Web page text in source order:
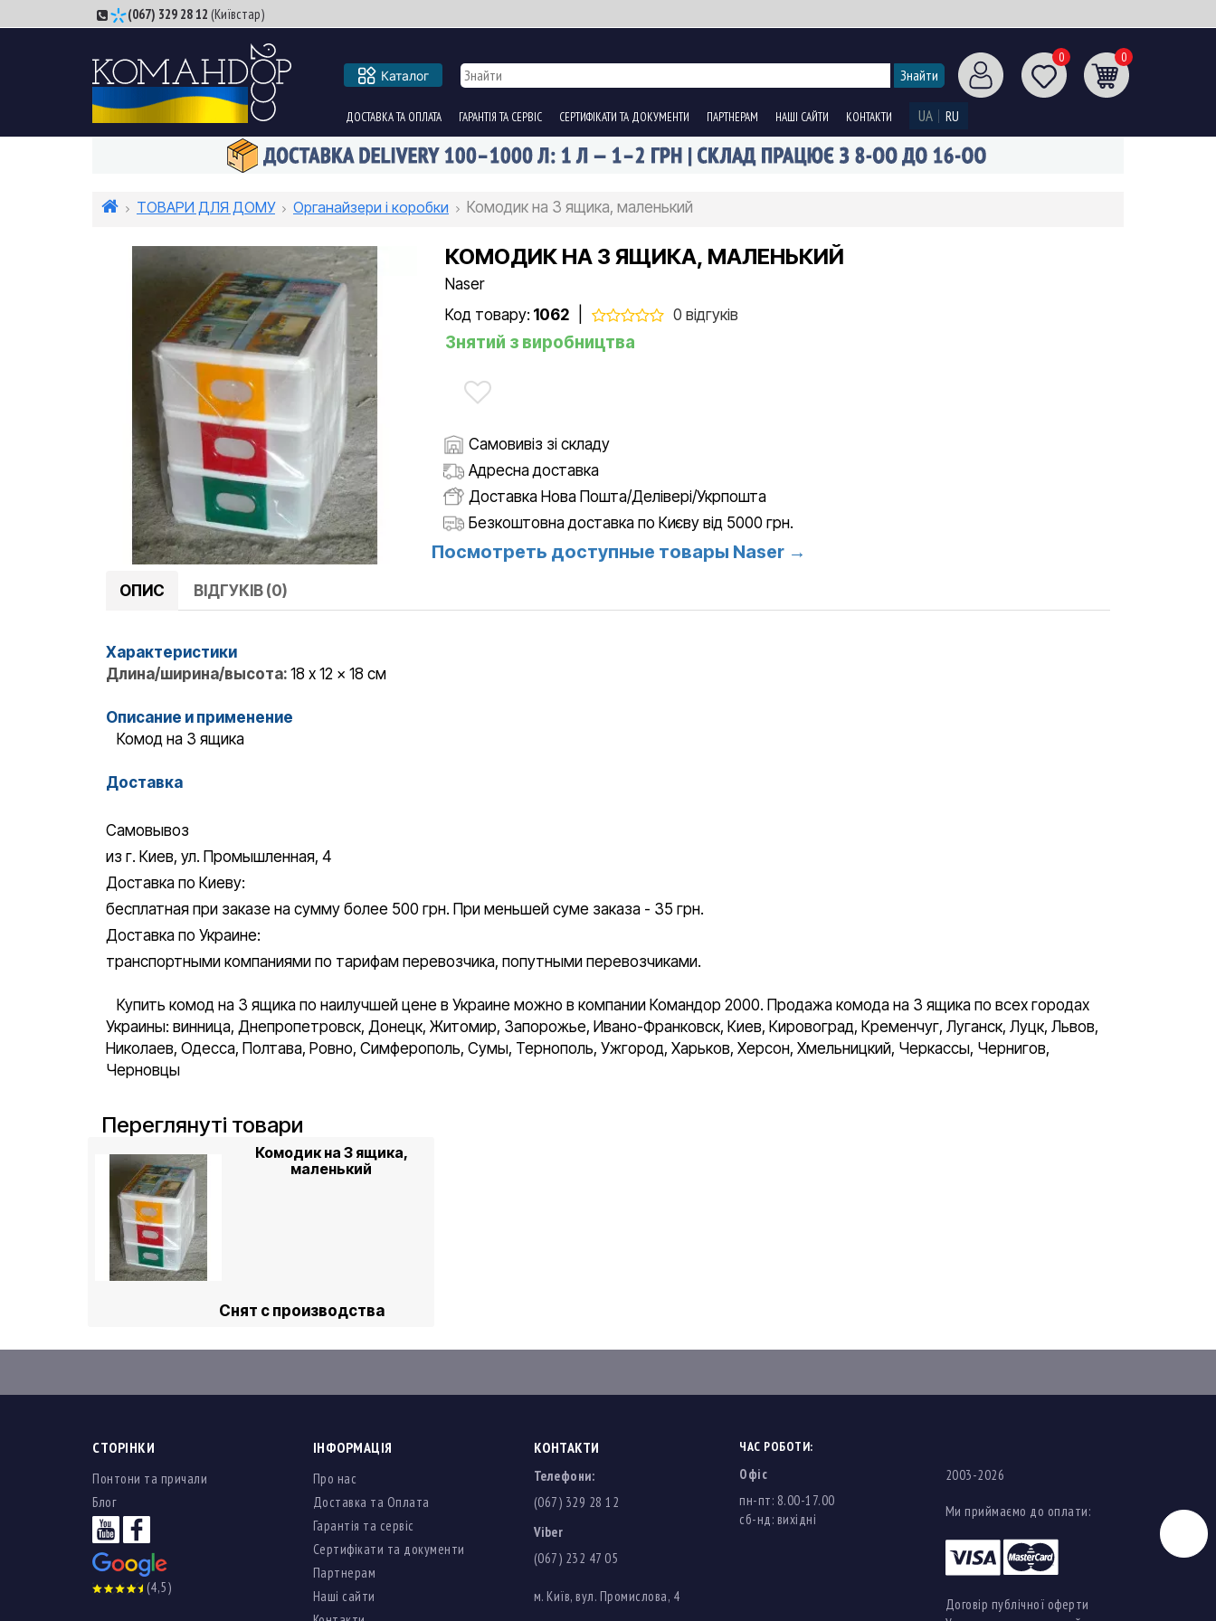
(067) 329 28 12 (Київстар)
Каталог
0 0
ДОСТАВКА ТА ОПЛАТА ГАРАНТІЯ ТА СЕРВІС СЕРТИФІКАТИ ТА ДОКУМЕНТИ ПАРТНЕРАМ НАШІ САЙТИ КОНТАКТИ UA RU
ТОВАРИ ДЛЯ ДОМУ Органайзери і коробки Комодик на 3 ящика, маленький
КОМОДИК НА 3 ЯЩИКА, МАЛЕНЬКИЙ
Naser
Код товару: 1062 0 відгуків
Знятий з виробництва
Самовивіз зі складу
Адресна доставка
Доставка Нова Пошта/Делівері/Укрпошта
Безкоштовна доставка по Києву від 5000 грн.
Посмотреть доступные товары Naser →
ОПИС ВІДГУКІВ (0)
Характеристики
Длина/ширина/высота: 18 x 12 x 18 см
Описание и применение
Комод на 3 ящика
Доставка
Самовывоз
из г. Киев, ул. Промышленная, 4
Доставка по Киеву:
бесплатная при заказе на сумму более 500 грн. При меньшей суме заказа - 35 грн.
Доставка по Украине:
транспортными компаниями по тарифам перевозчика, попутными перевозчиками.
Купить комод на 3 ящика по наилучшей цене в Украине можно в компании Командор 2000. Продажа комода на 3 ящика по всех городах
Украины: винница, Днепропетровск, Донецк, Житомир, Запорожье, Ивано-Франковск, Киев, Кировоград, Кременчуг, Луганск, Луцк, Львов,
Николаев, Одесса, Полтава, Ровно, Симферополь, Сумы, Тернополь, Ужгород, Харьков, Херсон, Хмельницкий, Черкассы, Чернигов,
Черновцы
Переглянуті товари
Комодик на 3 ящика,
маленький
Снят с производства
СТОРІНКИ
Понтони та причали
Блог
(4,5)
ІНФОРМАЦІЯ
Про нас
Доставка та Оплата
Гарантія та сервіс
Сертифікати та документи
Партнерам
Наші сайти
КОНТАКТИ
Телефони:
(067) 329 28 12
Viber
(067) 232 47 05
м. Київ, вул. Промислова, 4
ЧАС РОБОТИ:
Офіс
пн-пт: 8.00-17.00
cб-нд: вихідні
2003-2026
Ми приймаємо до оплати:
Договір публічної оферти